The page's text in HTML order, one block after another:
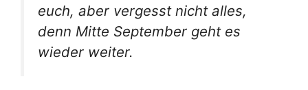
euch, aber vergesst nicht alles,
denn Mitte September geht es
wieder weiter.